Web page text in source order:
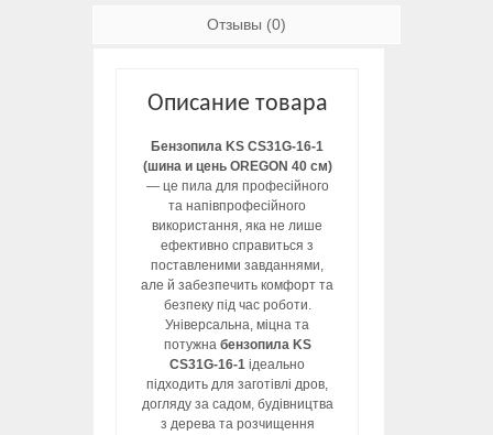
Отзывы (0)
Описание товара
Бензопила KS CS31G-16-1
(шина и цень OREGON 40 см)
— це пила для професійного
та напівпрофесійного
використання, яка не лише
ефективно справиться з
поставленими завданнями,
але й забезпечить комфорт та
безпеку під час роботи.
Універсальна, міцна та
потужна бензопила KS
CS31G-16-1 ідеально
підходить для заготівлі дров,
догляду за садом, будівництва
з дерева та розчищення